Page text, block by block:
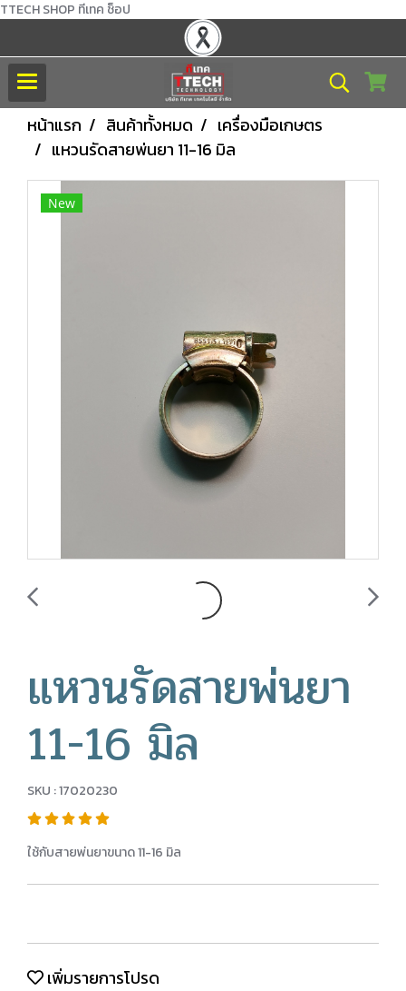
TTECH SHOP ทีเทค ช็อป
หน้าแรก สินค้าทั้งหมด
เครื่องมือเกษตร
แหวนรัดสายพ่นยา 11-16 มิล
New
แหวนรัดสายพ่นยา
11-16 มิล
SKU : 17020230
ใช้กับสายพ่นยาขนาด 11-16 มิล
เพิ่มรายการโปรด